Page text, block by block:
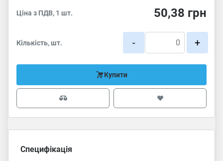
Ціна з ПДВ, 1 шт. 50,38 грн
Кількість, шт. - +
Купити
Специфікація